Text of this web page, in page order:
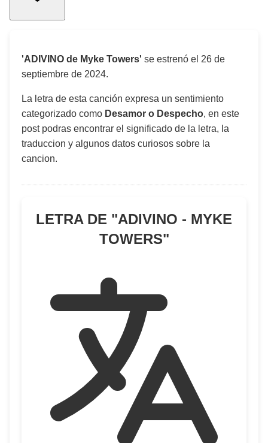
'ADIVINO de Myke Towers' se estrenó el 26 de
septiembre de 2024.
La letra de esta canción expresa un sentimiento
categorizado como Desamor o Despecho, en este
post podras encontrar el significado de la letra, la
traduccion y algunos datos curiosos sobre la
cancion.
LETRA DE "ADIVINO - MYKE
TOWERS"